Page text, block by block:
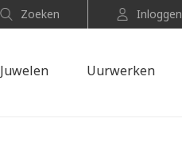
Zoeken Inloggen
Juwelen Uurwerken